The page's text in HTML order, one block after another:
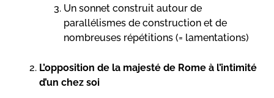
Un sonnet construit autour de
parallélismes de construction et de
nombreuses répétitions (= lamentations)
L’opposition de la majesté de Rome à l’intimité
d’un chez soi